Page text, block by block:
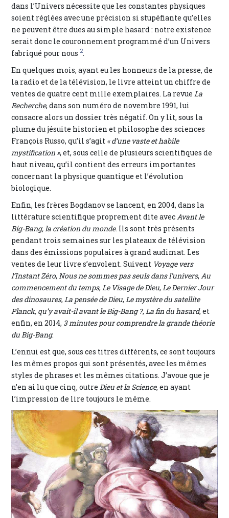
dans l’Univers nécessite que les constantes physiques
soient réglées avec une précision si stupéfiante qu’elles
ne peuvent être dues au simple hasard : notre existence
serait donc le couronnement programmé d’un Univers
fabriqué pour nous 2.
En quelques mois, ayant eu les honneurs de la presse, de
la radio et de la télévision, le livre atteint un chiffre de
ventes de quatre cent mille exemplaires. La revue La
Recherche, dans son numéro de novembre 1991, lui
consacre alors un dossier très négatif. On y lit, sous la
plume du jésuite historien et philosophe des sciences
François Russo, qu’il s’agit « d’une vaste et habile
mystification », et, sous celle de plusieurs scientifiques de
haut niveau, qu’il contient des erreurs importantes
concernant la physique quantique et l’évolution
biologique.
Enfin, les frères Bogdanov se lancent, en 2004, dans la
littérature scientifique proprement dite avec Avant le
Big-Bang, la création du monde. Ils sont très présents
pendant trois semaines sur les plateaux de télévision
dans des émissions populaires à grand audimat. Les
ventes de leur livre s’envolent. Suivent Voyage vers
l’Instant Zéro, Nous ne sommes pas seuls dans l’univers, Au
commencement du temps, Le Visage de Dieu, Le Dernier Jour
des dinosaures, La pensée de Dieu, Le mystère du satellite
Planck, qu’y avait-il avant le Big-Bang ?, La fin du hasard, et
enfin, en 2014, 3 minutes pour comprendre la grande théorie
du Big-Bang.
L’ennui est que, sous ces titres différents, ce sont toujours
les mêmes propos qui sont présentés, avec les mêmes
styles de phrases et les mêmes citations. J’avoue que je
n’en ai lu que cinq, outre Dieu et la Science, en ayant
l’impression de lire toujours le même.